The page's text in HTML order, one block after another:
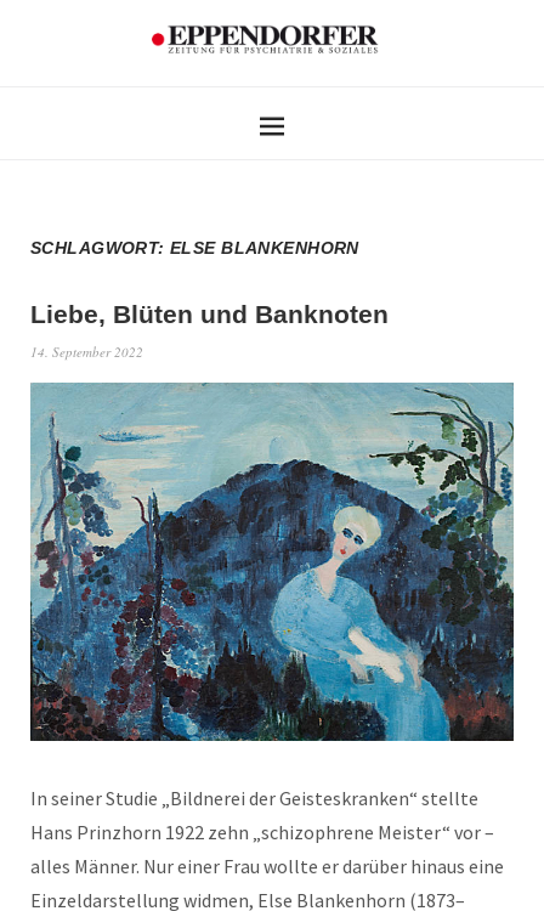
SCHLAGWORT:ELSE BLANKENHORN
Liebe, Blüten und Banknoten
14. September 2022
In seiner Studie „Bildnerei der Geisteskranken“ stellte
Hans Prinzhorn 1922 zehn „schizophrene Meister“ vor –
alles Männer. Nur einer Frau wollte er darüber hinaus eine
Einzeldarstellung widmen, Else Blankenhorn (1873–